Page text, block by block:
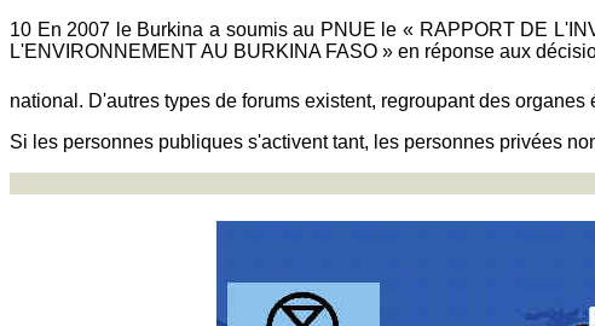
10 En 2007 le Burkina a soumis au PNUE le « RAPPORT DE
L'ENVIRONNEMENT AU BURKINA FASO » en réponse aux
national. D'autres types de forums existent, regroupant des organes
Si les personnes publiques s'activent tant, les personnes privées